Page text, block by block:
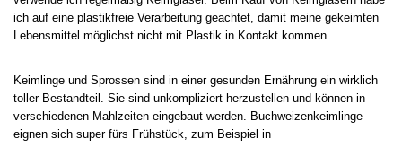
ich auf eine plastikfreie Verarbeitung geachtet, damit meine gekeimten
Lebensmittel möglichst nicht mit Plastik in Kontakt kommen.
Keimlinge und Sprossen sind in einer gesunden Ernährung ein wirklich
toller Bestandteil. Sie sind unkompliziert herzustellen und können in
verschiedenen Mahlzeiten eingebaut werden. Buchweizenkeimlinge
eignen sich super fürs Frühstück, zum Beispiel in